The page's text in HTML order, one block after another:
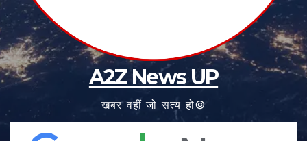
A2Z News UP
खबर वहीं जो सत्य हो©